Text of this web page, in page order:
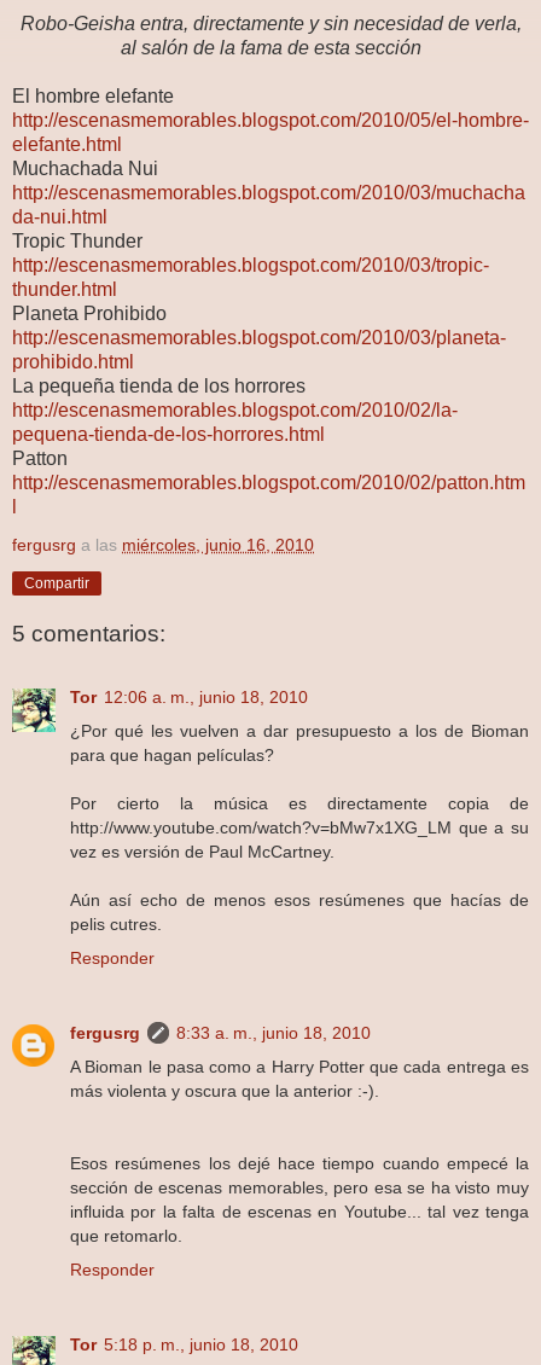
Robo-Geisha entra, directamente y sin necesidad de verla,
al salón de la fama de esta sección
El hombre elefante
http://escenasmemorables.blogspot.com/2010/05/el-hombre-
elefante.html
Muchachada Nui
http://escenasmemorables.blogspot.com/2010/03/muchacha
da-nui.html
Tropic Thunder
http://escenasmemorables.blogspot.com/2010/03/tropic-
thunder.html
Planeta Prohibido
http://escenasmemorables.blogspot.com/2010/03/planeta-
prohibido.html
La pequeña tienda de los horrores
http://escenasmemorables.blogspot.com/2010/02/la-
pequena-tienda-de-los-horrores.html
Patton
http://escenasmemorables.blogspot.com/2010/02/patton.htm
fergusrg a las miércoles, junio 16, 2010
Compartir
5 comentarios:
Tor 12:06 a. m., junio 18, 2010
¿Por qué les vuelven a dar presupuesto a los de Bioman
para que hagan películas?
Por cierto la música es directamente copia de
http://www.youtube.com/watch?v=bMw7x1XG_LM que a su
vez es versión de Paul McCartney.
Aún así echo de menos esos resúmenes que hacías de
pelis cutres.
Responder
fergusrg
8:33 a. m., junio 18, 2010
A Bioman le pasa como a Harry Potter que cada entrega es
más violenta y oscura que la anterior :-).
Esos resúmenes los dejé hace tiempo cuando empecé la
sección de escenas memorables, pero esa se ha visto muy
influida por la falta de escenas en Youtube... tal vez tenga
que retomarlo.
Responder
Tor 5:18 p. m., junio 18, 2010